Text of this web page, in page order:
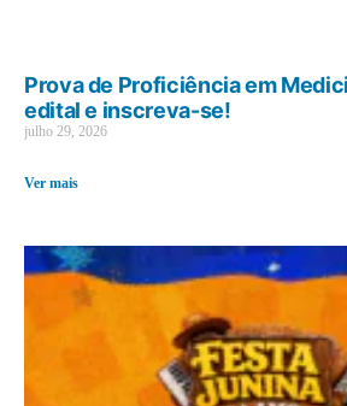
Prova de Proficiência em
edital e inscreva-se!
julho 29, 2026
Ver mais